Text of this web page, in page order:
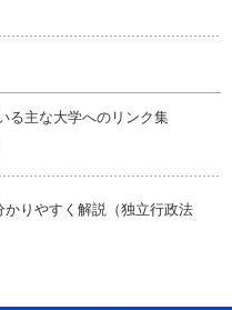
る主な大学へのリンク集
りやすく解説（独立行政法